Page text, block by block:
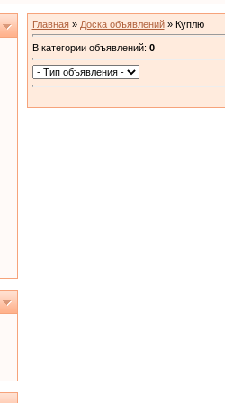
Главная» Доска объявлений» Куплю
В категории объявлений: 0